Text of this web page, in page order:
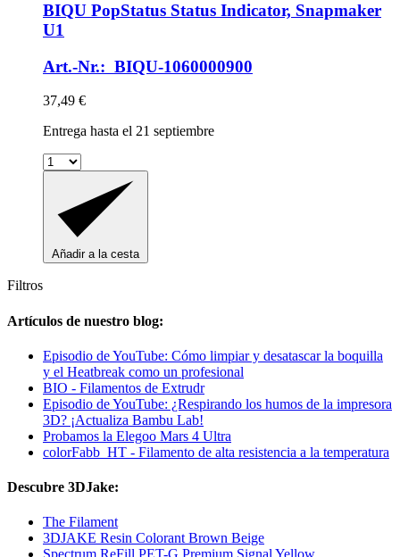
BIQU PopStatus Status Indicator, Snapmaker
U1
Art.-Nr.: BIQU-1060000900
37,49 €
Entrega hasta el 21 septiembre
Añadir a la cesta
Filtros
Artículos de nuestro blog:
Episodio de YouTube: Cómo limpiar y desatascar la boquilla
y el Heatbreak como un profesional
BIO - Filamentos de Extrudr
Episodio de YouTube: ¿Respirando los humos de la impresora
3D? ¡Actualiza Bambu Lab!
Probamos la Elegoo Mars 4 Ultra
colorFabb_HT - Filamento de alta resistencia a la temperatura
Descubre 3DJake:
The Filament
3DJAKE Resin Colorant Brown Beige